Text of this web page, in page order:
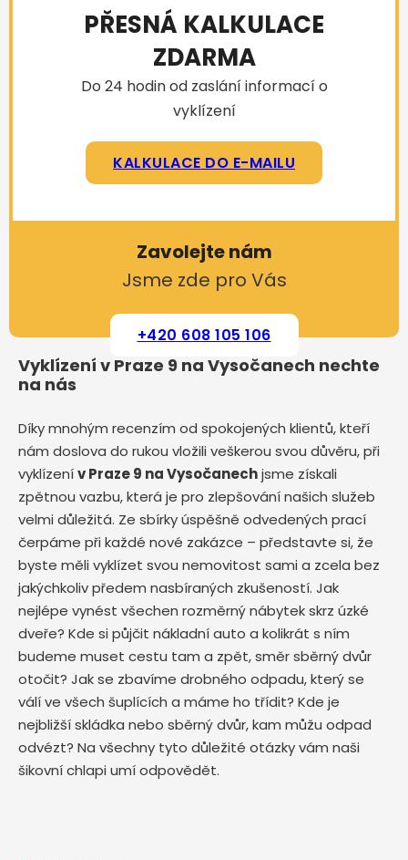
PŘESNÁ KALKULACE
ZDARMA
Do 24 hodin od zaslání informací o
vyklízení
KALKULACE DO E-MAILU
Zavolejte nám
Jsme zde pro Vás
+420 608 105 106
Vyklízení v Praze 9 na Vysočanech nechte
na nás
Díky mnohým recenzím od spokojených klientů, kteří
nám doslova do rukou vložili veškerou svou důvěru, při
vyklízenív Praze 9 na Vysočanechjsme získali
zpětnou vazbu, která je pro zlepšování našich služeb
velmi důležitá. Ze sbírky úspěšně odvedených prací
čerpáme při každé nové zakázce – představte si, že
byste měli vyklízet svou nemovitost sami a zcela bez
jakýchkoliv předem nasbíraných zkušeností. Jak
nejlépe vynést všechen rozměrný nábytek skrz úzké
dveře? Kde si půjčit nákladní auto a kolikrát s ním
budeme muset cestu tam a zpět, směr sběrný dvůr
otočit? Jak se zbavíme drobného odpadu, který se
válí ve všech šuplících a máme ho třídit? Kde je
nejbližší skládka nebo sběrný dvůr, kam můžu odpad
odvézt? Na všechny tyto důležité otázky vám naši
šikovní chlapi umí odpovědět.